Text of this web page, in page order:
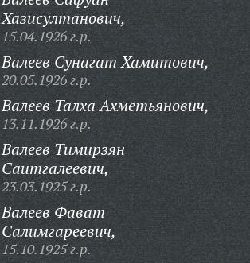
Хазисултанович,
15.04.1926 г.р.
Валеев Сунагат Хамитович,
20.05.1926 г.р.
Валеев Талха Ахметьянович,
13.11.1926 г.р.
Валеев Тимирзян
Саитгалеевич,
23.03.1925 г.р.
Валеев Фават
Салимгареевич,
15.10.1925 г.р.